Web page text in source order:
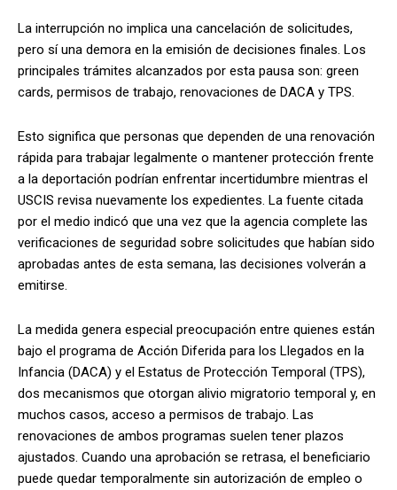
La interrupción no implica una cancelación de solicitudes,
pero sí una demora en la emisión de decisiones finales. Los
principales trámites alcanzados por esta pausa son: green
cards, permisos de trabajo, renovaciones de DACA y TPS.
Esto significa que personas que dependen de una renovación
rápida para trabajar legalmente o mantener protección frente
a la deportación podrían enfrentar incertidumbre mientras el
USCIS revisa nuevamente los expedientes. La fuente citada
por el medio indicó que una vez que la agencia complete las
verificaciones de seguridad sobre solicitudes que habían sido
aprobadas antes de esta semana, las decisiones volverán a
emitirse.
La medida genera especial preocupación entre quienes están
bajo el programa de Acción Diferida para los Llegados en la
Infancia (DACA) y el Estatus de Protección Temporal (TPS),
dos mecanismos que otorgan alivio migratorio temporal y, en
muchos casos, acceso a permisos de trabajo. Las
renovaciones de ambos programas suelen tener plazos
ajustados. Cuando una aprobación se retrasa, el beneficiario
puede quedar temporalmente sin autorización de empleo o